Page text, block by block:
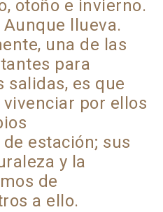
otoño e invierno.
llueva.
una de las
para
salidas, es que
vivenciar por ellos
estación; sus
y la
de
a ello.